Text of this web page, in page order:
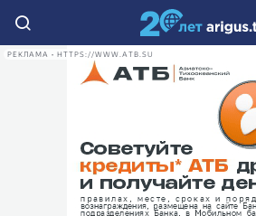
РЕКЛАМА • HTTPS://WWW.ATB.SU